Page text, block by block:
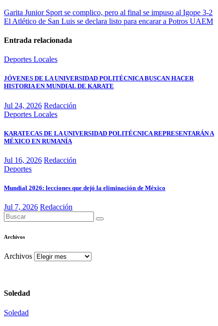
Garita Junior Sport se complico, pero al final se impuso al Igope 3-2
El Atlético de San Luis se declara listo para encarar a Potros UAEM
Entrada relacionada
Deportes Locales
JÓVENES DE LA UNIVERSIDAD POLITÉCNICA BUSCAN HACER
HISTORIA EN MUNDIAL DE KARATE
Jul 24, 2026 Redacción
Deportes Locales
KARATECAS DE LA UNIVERSIDAD POLITÉCNICA REPRESENTARÁN A
MÉXICO EN RUMANÍA
Jul 16, 2026 Redacción
Deportes
Mundial 2026: lecciones que dejó la eliminación de México
Jul 7, 2026 Redacción
Archivos
Archivos
Soledad
Soledad